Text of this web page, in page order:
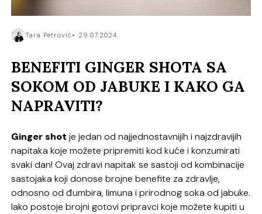
Tara Petrović 29.07.2024.
BENEFITI GINGER SHOTA SA
SOKOM OD JABUKE I KAKO GA
NAPRAVITI?
Ginger shot je jedan od najjednostavnijih i najzdravijih
napitaka koje možete pripremiti kod kuće i konzumirati
svaki dan! Ovaj zdravi napitak se sastoji od kombinacije
sastojaka koji donose brojne benefite za zdravlje,
odnosno od đumbira, limuna i prirodnog soka od jabuke.
Iako postoje brojni gotovi pripravci koje možete kupiti u